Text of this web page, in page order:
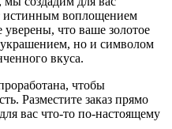
истинным воплощением
что ваше золотое
украшением, но и символом
вкуса.
чтобы
Разместите заказ прямо
вас что-то по-настоящему